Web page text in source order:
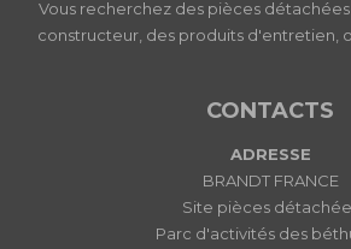
Vous recherchez des pièces
constructeur, des produits d'entretien,
CONTACTS
ADRESSE
BRANDT FRANCE
Site pièces
Parc d'activités des